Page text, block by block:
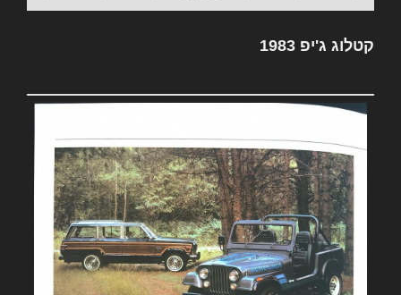
קטלוג ג'יפ 1983